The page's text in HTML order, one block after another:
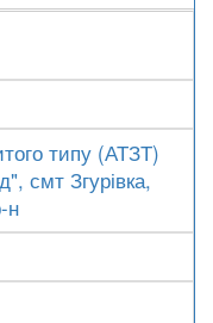
типу (АТЗТ)
смт Згурівка,
н